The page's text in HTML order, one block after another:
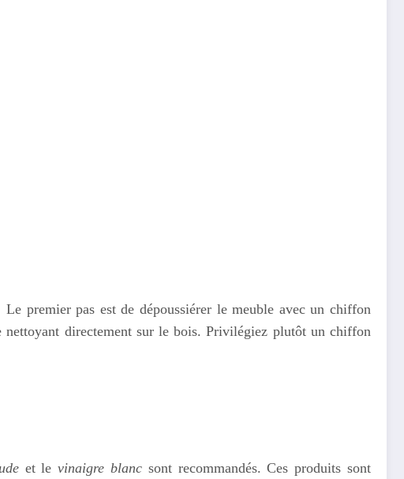
premier pas est de dépoussiérer le meuble avec un chiffon
directement sur le bois. Privilégiez plutôt un chiffon
et levinaigre blanc sont recommandés. Ces produits sont